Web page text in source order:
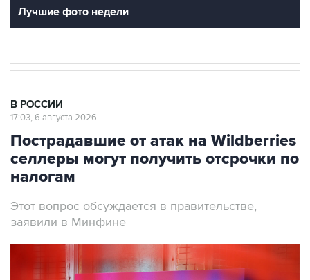
Фотохроника 5 августа